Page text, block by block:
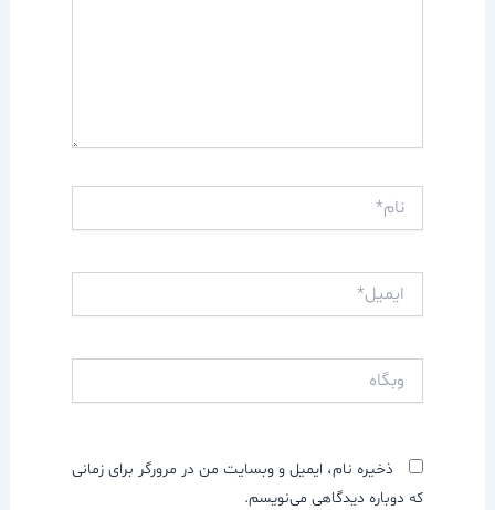
ذخیره نام، ایمیل و وبسایت من در مرورگر برای زمانی
که دوباره دیدگاهی می‌نویسم.